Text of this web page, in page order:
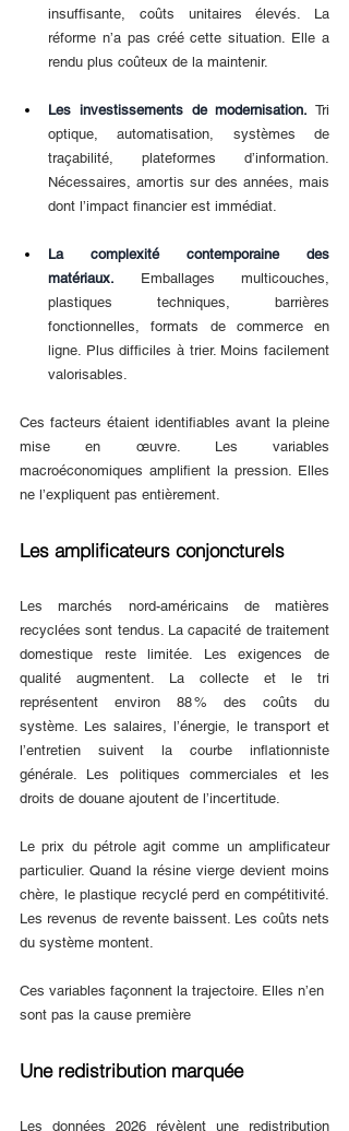
insuffisante, coûts unitaires élevés. La
réforme n’a pas créé cette situation. Elle a
rendu plus coûteux de la maintenir.
Les investissements de modernisation. Tri
optique, automatisation, systèmes de
traçabilité, plateformes d’information.
Nécessaires, amortis sur des années, mais
dont l’impact financier est immédiat.
La complexité contemporaine des
matériaux. Emballages multicouches,
plastiques techniques, barrières
fonctionnelles, formats de commerce en
ligne. Plus difficiles à trier. Moins facilement
valorisables.
Ces facteurs étaient identifiables avant la pleine
mise en œuvre. Les variables
macroéconomiques amplifient la pression. Elles
ne l’expliquent pas entièrement.
Les amplificateurs conjoncturels
Les marchés nord-américains de matières
recyclées sont tendus. La capacité de traitement
domestique reste limitée. Les exigences de
qualité augmentent. La collecte et le tri
représentent environ 88 % des coûts du
système. Les salaires, l’énergie, le transport et
l’entretien suivent la courbe inflationniste
générale. Les politiques commerciales et les
droits de douane ajoutent de l’incertitude.
Le prix du pétrole agit comme un amplificateur
particulier. Quand la résine vierge devient moins
chère, le plastique recyclé perd en compétitivité.
Les revenus de revente baissent. Les coûts nets
du système montent.
Ces variables façonnent la trajectoire. Elles n’en
sont pas la cause première
Une redistribution marquée
Les données 2026 révèlent une redistribution